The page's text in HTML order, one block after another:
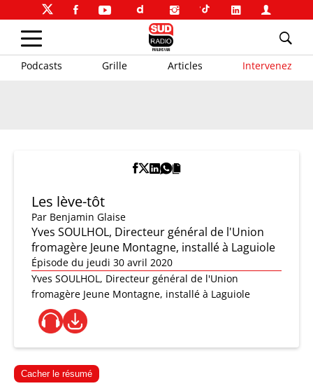
Podcasts Grille Articles Intervenez
Les lève-tôt
Par Benjamin Glaise
Yves SOULHOL, Directeur général de l'Union
fromagère Jeune Montagne, installé à Laguiole
Épisode du jeudi 30 avril 2020
Yves SOULHOL, Directeur général de l'Union
fromagère Jeune Montagne, installé à Laguiole
Cacher le résumé